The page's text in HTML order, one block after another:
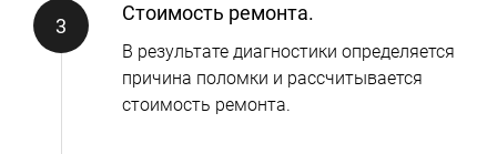
Стоимость ремонта.
В результате диагностики определяется
причина поломки и рассчитывается
стоимость ремонта.